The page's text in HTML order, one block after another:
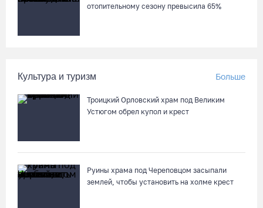
отопительному сезону превысила 65%
Культура и туризм Больше
Троицкий Орловский храм под Великим
Устюгом обрел купол и крест
Руины храма под Череповцом засыпали
землей, чтобы установить на холме крест